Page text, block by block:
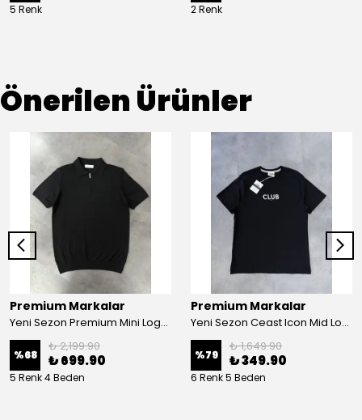
5 Renk 2 Renk
Önerilen Ürünler
Premium Markalar
Yeni Sezon Premium Mini Logo Yarım Fermuarlı Triko Polo Yaka
%68
₺ 2,199.90
₺ 699.90
5 Renk 4 Beden
Premium Markalar
Yeni Sezon Ceast Icon Mid Logo Ceast T-shirt
%79
₺ 1,649.90
₺ 349.90
6 Renk 5 Beden